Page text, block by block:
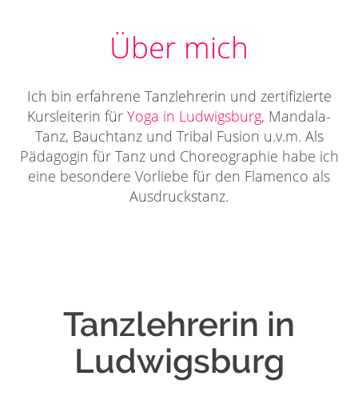
Über mich
Ich bin erfahrene Tanzlehrerin und zertifizierte
Kursleiterin für Yoga in Ludwigsburg, Mandala-
Tanz, Bauchtanz und Tribal Fusion u.v.m. Als
Pädagogin für Tanz und Choreographie habe ich
eine besondere Vorliebe für den Flamenco als
Ausdruckstanz.
Tanzlehrerin in
Ludwigsburg